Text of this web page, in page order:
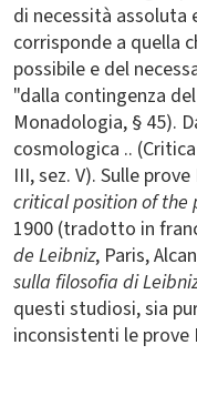
di necessità assoluta
corrisponde a quella
possibile e del
"dalla contingenza
Monadologia, § 45).
cosmologica ..
III, sez. V). Sulle
critical position of the
1900 (tradotto in
de Leibniz, Paris,
sulla filosofia di
questi studiosi, sia
inconsistenti le prove